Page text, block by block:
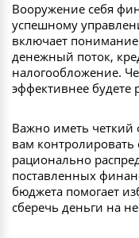
Вооружение себя
успешному
включает
денежный поток,
налогообложение.
эффективнее
Важно иметь четкий
вам
рационально
поставленных
бюджета помогает
сберечь деньги на